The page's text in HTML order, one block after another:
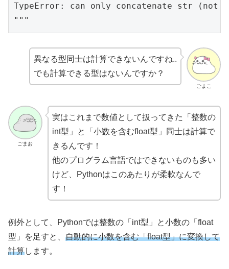
TypeError: can only concatenate str
"""
ごまこ
異なる型同士は計算できないんですね..
でも計算できる型はないんですか？
ごまお
実はこれまで数値として扱ってきた「整数の
int型」と「小数を含むfloat型」同士は計算で
きるんです！
他のプログラム言語ではできないものも多い
けど、Pythonはこのあたりが柔軟なんで
す！
例外として、Pythonでは整数の「int型」と小数の「float
型」を足すと、 自動的に小数を含む「float型」に変換して
計算します。